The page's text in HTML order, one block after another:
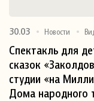
30.03 Новости
Спектакль для
сказок
студии «на
Дома народного